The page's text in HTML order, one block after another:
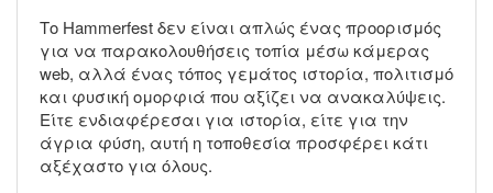
Το Hammerfest δεν είναι απλώς ένας προορισμός
για να παρακολουθήσεις τοπία μέσω κάμερας
web, αλλά ένας τόπος γεμάτος ιστορία, πολιτισμό
και φυσική ομορφιά που αξίζει να ανακαλύψεις.
Είτε ενδιαφέρεσαι για ιστορία, είτε για την
άγρια φύση, αυτή η τοποθεσία προσφέρει κάτι
αξέχαστο για όλους.